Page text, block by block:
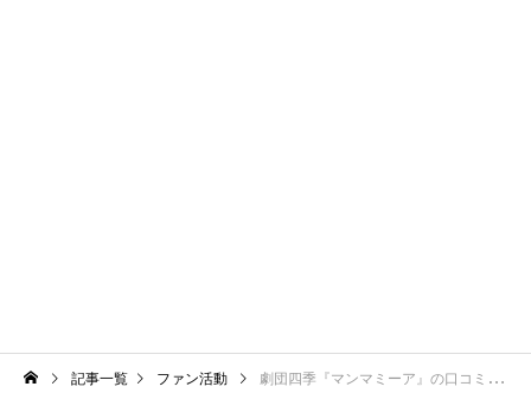
記事一覧 ファン活動 劇団四季『マンマミーア』の口コミはどう？観客の評価と感想から魅力を読み解く